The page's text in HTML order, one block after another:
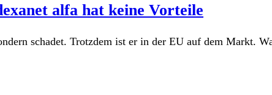
alfa hat keine Vorteile
schadet. Trotzdem ist er in der EU auf dem Markt.